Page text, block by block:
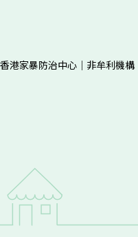
家暴防治中心｜非牟利機構